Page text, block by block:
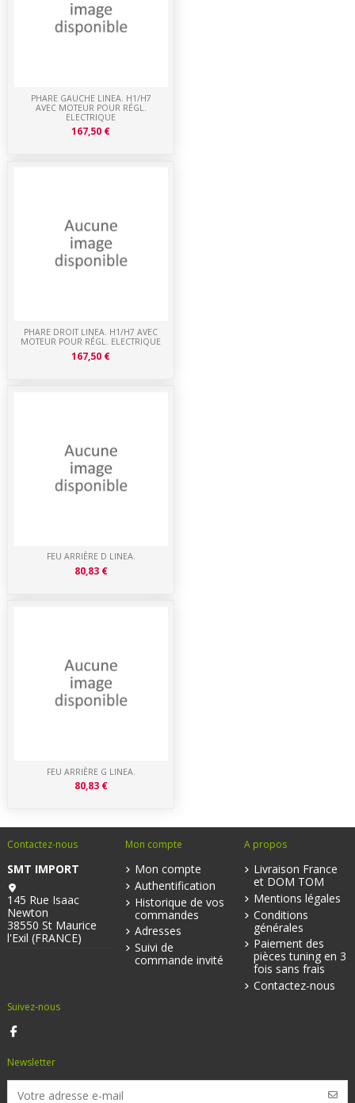
FEU ARRIÈRE G LINEA.
80,83 €
FEU ARRIÈRE D LINEA.
80,83 €
PHARE DROIT LINEA. H1/H7 AVEC
MOTEUR POUR RÉGL. ELECTRIQUE
167,50 €
PHARE GAUCHE LINEA. H1/H7
AVEC MOTEUR POUR RÉGL.
ELECTRIQUE
167,50 €
Contactez-nous
SMT IMPORT
145 Rue Isaac
Newton
38550 St Maurice
l'Exil (FRANCE)
Mon compte
Mon compte
Authentification
Historique de vos
commandes
Adresses
Suivi de
commande invité
A propos
Livraison France
et DOM TOM
Mentions légales
Conditions
générales
Paiement des
pièces tuning en 3
fois sans frais
Contactez-nous
Suivez-nous
Newsletter